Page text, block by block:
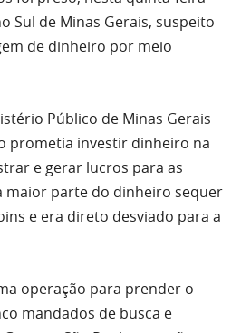
Sul de Minas Gerais, suspeito
de dinheiro por meio
Público de Minas Gerais
prometia investir dinheiro na
e gerar lucros para as
maior parte do dinheiro sequer
e era direto desviado para a
operação para prender o
mandados de busca e